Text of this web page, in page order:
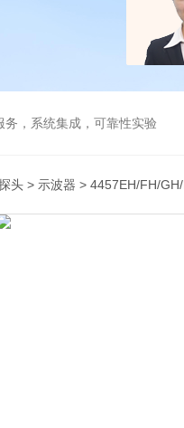
，系统集成，可靠性实验
头 > 示波器 > 4457EH/FH/